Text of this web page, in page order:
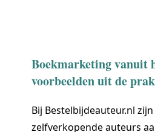
Boekmarketing vanuit
voorbeelden uit de
Bij Bestelbijdeauteur.nl
zelfverkopende auteurs